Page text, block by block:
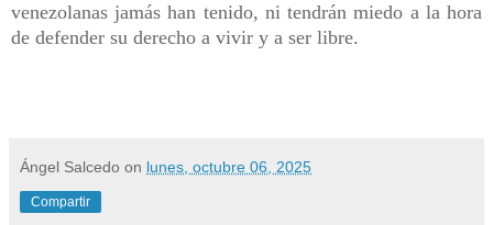
venezolanas jamás han tenido, ni tendrán miedo a la hora
de defender su derecho a vivir y a ser libre.
Ángel Salcedo on lunes, octubre 06, 2025
Compartir